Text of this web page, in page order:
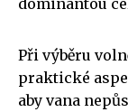
Při výběru
praktické
aby vana